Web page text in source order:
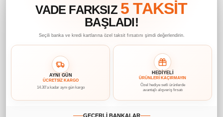
VADE FARKSIZ 5 TAKSİT
BAŞLADI!
Seçili banka ve kredi kartlarına özel taksit fırsatını şimdi değerlendirin.
AYNI GÜN
ÜCRETSİZ KARGO
14.30’a kadar aynı gün kargo
HEDİYELİ
ÜRÜNLERİ KAÇIRMAYIN
Özel hediye setli ürünlerde
avantajlı alışveriş fırsatı
GEÇERLİ BANKALAR